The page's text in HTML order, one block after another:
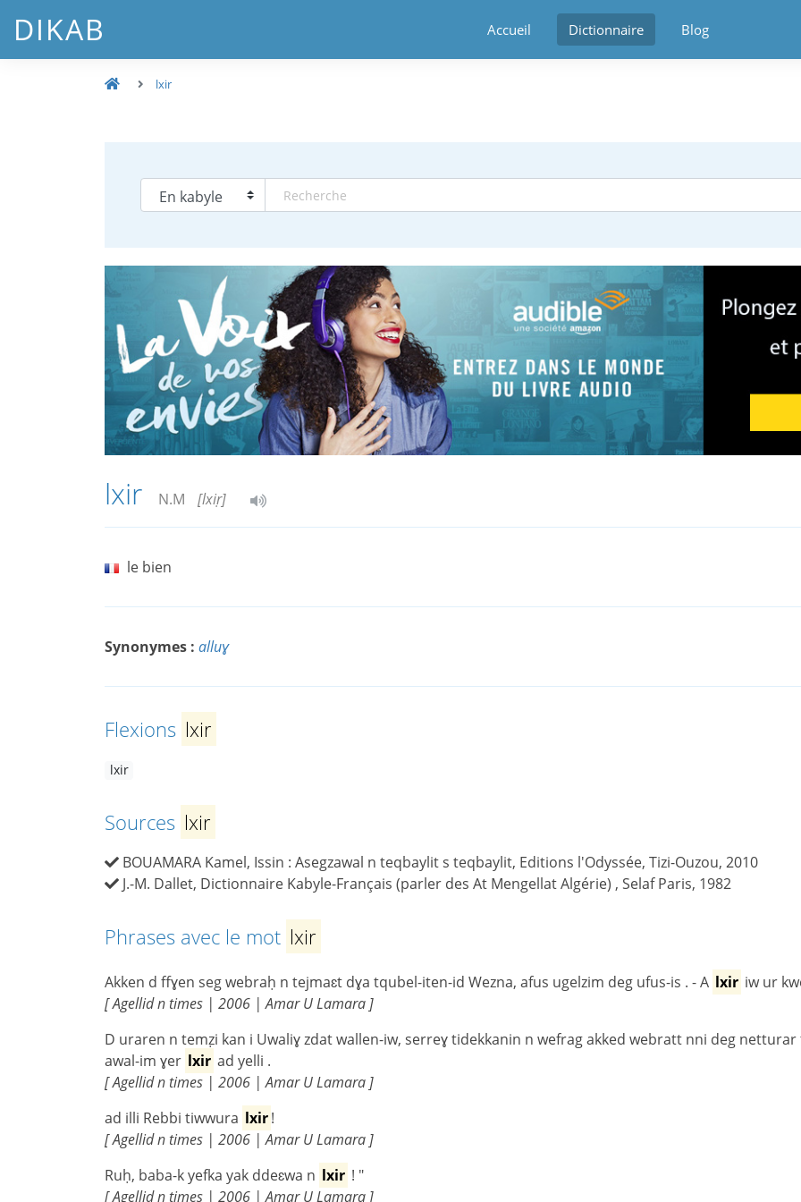
DIKAB Accueil Dictionnaire Blog
lxir
lxir N.M [lxiṛ]
le bien
Synonymes : alluɣ
Flexions lxir
lxir
Sources lxir
BOUAMARA Kamel, Issin : Asegzawal n teqbaylit s teqbaylit, Editions l'Odyssée, Tizi-Ouzou, 2010
J.-M. Dallet, Dictionnaire Kabyle-Français (parler des At Mengellat Algérie) , Selaf Paris, 1982
Phrases avec le mot lxir
Akken d ffɣen seg webraḥ n tejmaɛt dɣa tqubel-iten-id Wezna, afus ugelzim deg ufus-is . - A lxir iw ur
[ Agellid n times | 2006 | Amar U Lamara ]
D uraren n temẓi kan i Uwaliɣ zdat wallen-iw, serreɣ tidekkanin n wefrag akked webratt nni deg
awal-im ɣer lxir ad yelli .
[ Agellid n times | 2006 | Amar U Lamara ]
ad illi Rebbi tiwwura lxir!
[ Agellid n times | 2006 | Amar U Lamara ]
Ruḥ, baba-k yefka yak ddeɛwa n lxir ! "
[ Agellid n times | 2006 | Amar U Lamara ]